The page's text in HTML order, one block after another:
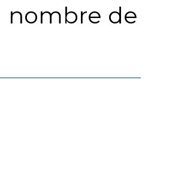
nombre de